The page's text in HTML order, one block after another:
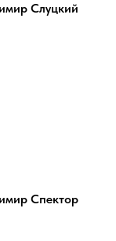
Слуцкий
Спектор